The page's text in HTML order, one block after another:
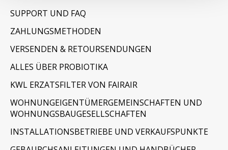
SUPPORT UND FAQ
ZAHLUNGSMETHODEN
VERSENDEN & RETOURSENDUNGEN
ALLES ÜBER PROBIOTIKA
KWL ERZATSFILTER VON FAIRAIR
WOHNUNGEIGENTÜMERGEMEINSCHAFTEN UND
WOHNUNGSBAUGESELLSCHAFTEN
INSTALLATIONSBETRIEBE UND VERKAUFSPUNKTE